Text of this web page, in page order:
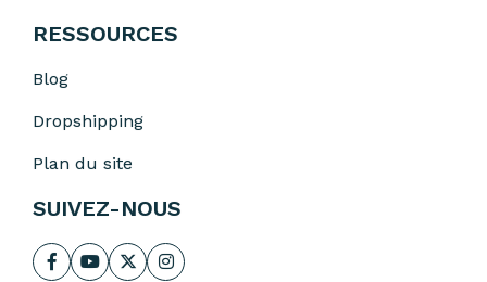
RESSOURCES
Blog
Dropshipping
Plan du site
SUIVEZ-NOUS